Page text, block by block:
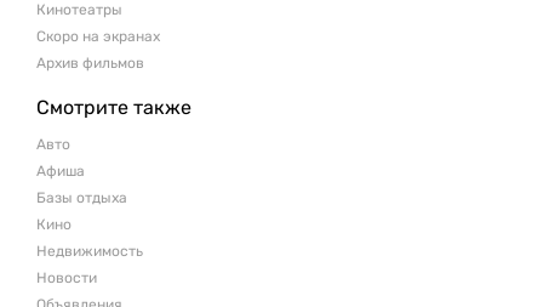
Кинотеатры
Скоро на экранах
Архив фильмов
Смотрите также
Авто
Афиша
Базы отдыха
Кино
Недвижимость
Новости